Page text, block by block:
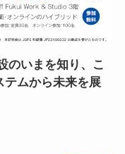
のいまを知り、こ
ムから未来を展